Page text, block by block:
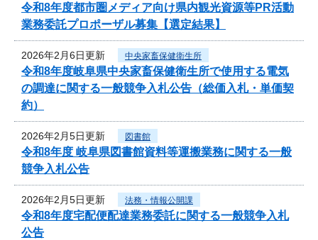
令和8年度都市圏メディア向け県内観光資源等PR活動
業務委託プロポーザル募集【選定結果】
2026年2月6日更新 中央家畜保健衛生所
令和8年度岐阜県中央家畜保健衛生所で使用する電気
の調達に関する一般競争入札公告（総価入札・単価契
約）
2026年2月5日更新 図書館
令和8年度 岐阜県図書館資料等運搬業務に関する一般
競争入札公告
2026年2月5日更新 法務・情報公開課
令和8年度宅配便配達業務委託に関する一般競争入札
公告